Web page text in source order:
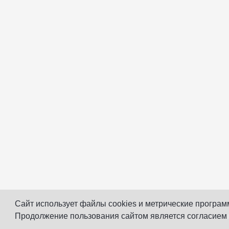
Сайт использует файлы cookies и метрические
Продолжение пользования сайтом является